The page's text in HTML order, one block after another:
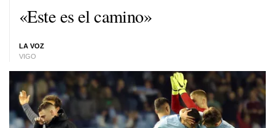
«Este es el camino»
LA VOZ
VIGO